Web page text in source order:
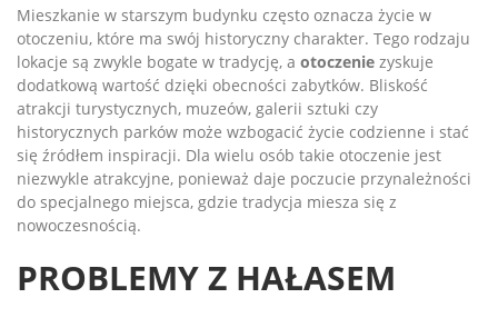
Mieszkanie w starszym budynku często oznacza życie w
otoczeniu, które ma swój historyczny charakter. Tego rodzaju
lokacje są zwykle bogate w tradycję, a otoczenie zyskuje
dodatkową wartość dzięki obecności zabytków. Bliskość
atrakcji turystycznych, muzeów, galerii sztuki czy
historycznych parków może wzbogacić życie codzienne i stać
się źródłem inspiracji. Dla wielu osób takie otoczenie jest
niezwykle atrakcyjne, ponieważ daje poczucie przynależności
do specjalnego miejsca, gdzie tradycja miesza się z
nowoczesnością.
PROBLEMY Z HAŁASEM